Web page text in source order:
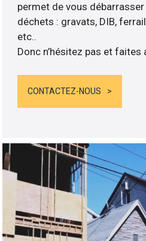
permet de vous
déchets : gravats, DIB,
etc..
Donc n’hésitez pas et faites
CONTACTEZ-NOUS